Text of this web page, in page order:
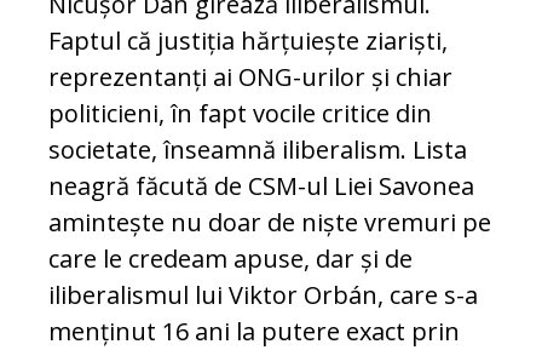
Faptul că justiția hărțuiește ziariști,
reprezentanți ai ONG-urilor și chiar
politicieni, în fapt vocile critice din
societate, înseamnă iliberalism. Lista
neagră făcută de CSM-ul Liei Savonea
amintește nu doar de niște vremuri pe
care le credeam apuse, dar și de
iliberalismul lui Viktor Orbán, care s-a
menținut 16 ani la putere exact prin